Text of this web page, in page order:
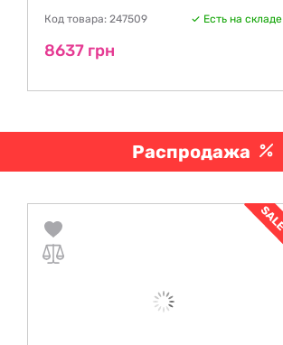
Код товара: 247509 Есть на складе
8637 грн
Распродажа